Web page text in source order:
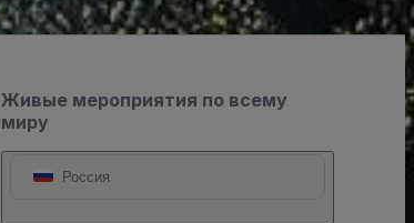
Живые мероприятия по всему
миру
Россия